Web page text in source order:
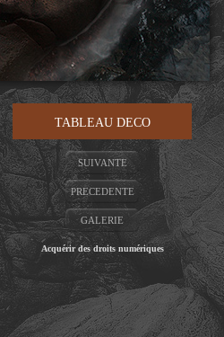
TABLEAU DECO
SUIVANTE
PRECEDENTE
GALERIE
Acquérir des droits numériques